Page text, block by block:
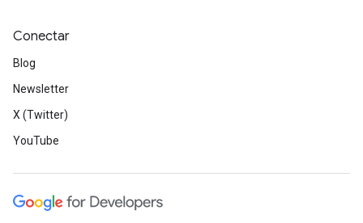
Conectar
Blog
Newsletter
X (Twitter)
YouTube